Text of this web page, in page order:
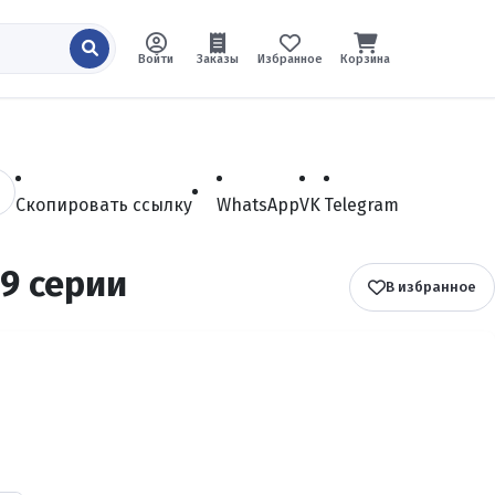
Войти Заказы Избранное Корзина
Скопировать ссылку WhatsAppVK Telegram
серии В избранное